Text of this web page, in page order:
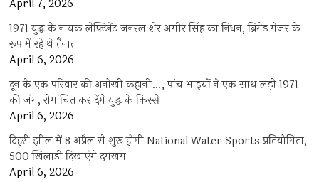
April 7, 2026
1971 युद्ध के नायक लेफ्टिनेंट जनरल शेर अमीर सिंह का निधन, ब्रिगेड मेजर के
रूप में रहे थे तैनात
April 6, 2026
दून के एक परिवार की अनोखी कहानी…, पांच भाइयों ने एक साथ लड़ी 1971
की जंग, रोमांचित कर देंगे युद्ध के किस्से
April 6, 2026
टिहरी झील में 8 अप्रैल से शुरू होगी National Water Sports प्रतियोगिता,
500 खिलाड़ी दिखाएंगे दमखम
April 6, 2026